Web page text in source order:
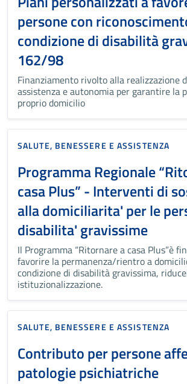
persone con
condizione di disabilità
162/98
Finanziamento rivolto alla realizzazione
assistenza e autonomia per garantire la
proprio domicilio
SALUTE, BENESSERE E ASSISTENZA
Programma Regionale
casa Plus” - Interventi di
alla domiciliarita' per le
disabilita' gravissime
Il Programma “Ritornare a casa Plus”è
favorire la permanenza/rientro a
condizione di disabilità gravissima,
istituzionalizzazione.
SALUTE, BENESSERE E ASSISTENZA
Contributo per persone
patologie psichiatriche